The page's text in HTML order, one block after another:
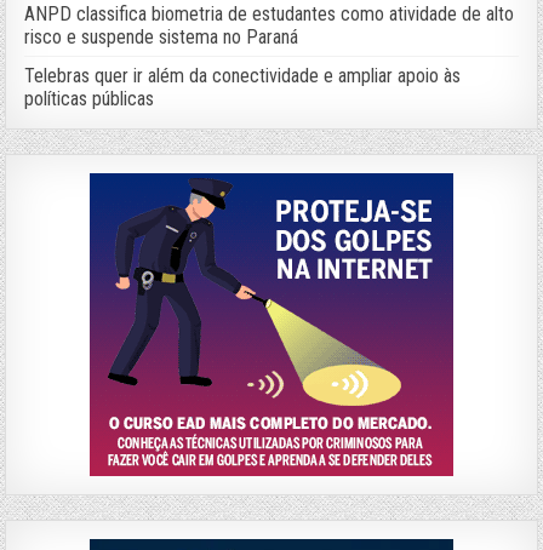
ANPD classifica biometria de estudantes como atividade de alto
risco e suspende sistema no Paraná
Telebras quer ir além da conectividade e ampliar apoio às
políticas públicas